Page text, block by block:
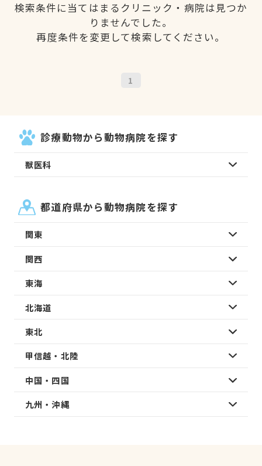
検索条件に当てはまるクリニック・病院は見つか
りませんでした。
再度条件を変更して検索してください。
1
診療動物から動物病院を探す
獣医科
都道府県から動物病院を探す
関東
関西
東海
北海道
東北
甲信越・北陸
中国・四国
九州・沖縄